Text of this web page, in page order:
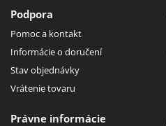
Podpora
Pomoc a kontakt
Informácie o doručení
Stav objednávky
Vrátenie tovaru
Právne informácie